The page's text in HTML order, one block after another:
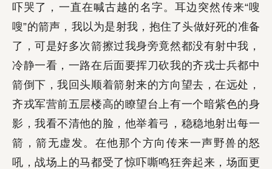
吓哭了，一直在喊古越的名字。耳边突然传来“嗖
嗖”的箭声，我以为是射我，抱住了头做好死的准备
了，可是好多次箭擦过我身旁竟然都没有射中我，
冷静一看，一路在后面要挥刀砍我的齐戎士兵都中
箭倒下，我回头顺着箭射来的方向望去，在远处，
齐戎军营前五层楼高的瞭望台上有一个暗紫色的身
影，我看不清他的脸，他举着弓，稳稳地射出每一
箭，箭无虚发。在他那个方向传来一声野兽的怒
吼，战场上的马都受了惊吓嘶鸣狂奔起来，场面更